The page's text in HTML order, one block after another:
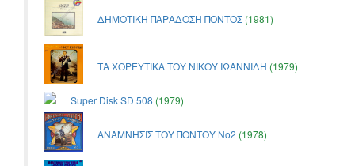
ΔΗΜΟΤΙΚΗ ΠΑΡΑΔΟΣΗ ΠΟΝΤΟΣ (1981)
ΤΑ ΧΟΡΕΥΤΙΚΑ ΤΟΥ ΝΙΚΟΥ ΙΩΑΝΝΙΔΗ (1979)
Super Disk SD 508 (1979)
ΑΝΑΜΝΗΣΙΣ ΤΟΥ ΠΟΝΤΟΥ Νο2 (1978)